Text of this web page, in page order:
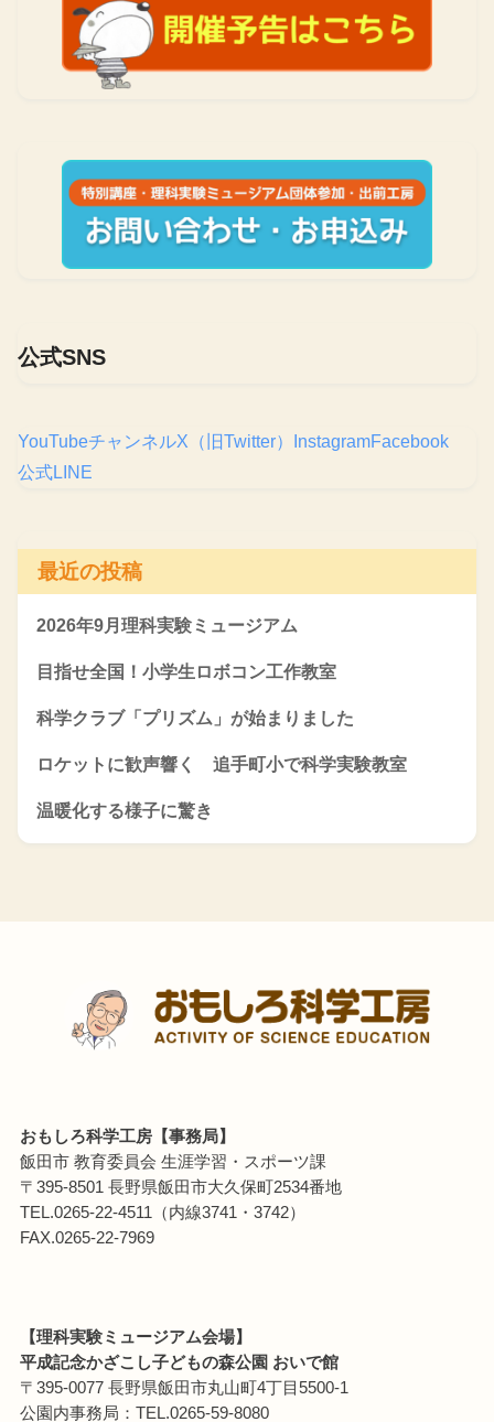
公式SNS
YouTubeチャンネルX（旧Twitter） InstagramFacebook
公式LINE
最近の投稿
2026年9月理科実験ミュージアム
目指せ全国！小学生ロボコン工作教室
科学クラブ「プリズム」が始まりました
ロケットに歓声響く 追手町小で科学実験教室
温暖化する様子に驚き
おもしろ科学工房【事務局】
飯田市 教育委員会 生涯学習・スポーツ課
〒395-8501 長野県飯田市大久保町2534番地
TEL.0265-22-4511（内線3741・3742）
FAX.0265-22-7969
【理科実験ミュージアム会場】
平成記念かざこし子どもの森公園 おいで館
〒395-0077 長野県飯田市丸山町4丁目5500-1
公園内事務局：TEL.0265-59-8080